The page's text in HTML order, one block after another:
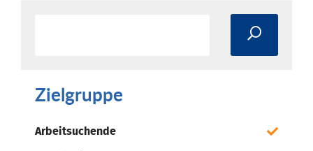
Zielgruppe
Arbeitsuchende